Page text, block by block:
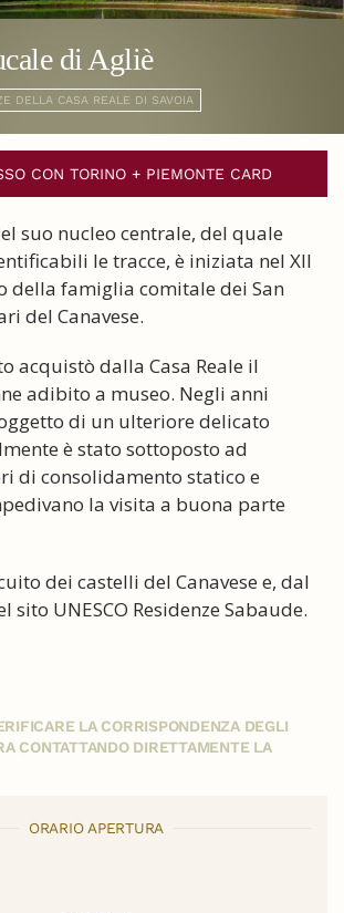
di Agliè
DELLA CASA REALE DI SAVOIA
CON TORINO + PIEMONTE CARD
suo nucleo centrale, del quale
le tracce, è iniziata nel XII
della famiglia comitale dei San
del Canavese.
acquistò dalla Casa Reale il
adibito a museo. Negli anni
di un ulteriore delicato
è stato sottoposto ad
di consolidamento statico e
la visita a buona parte
dei castelli del Canavese e, dal
sito UNESCO Residenze Sabaude.
LA CORRISPONDENZA DEGLI
CONTATTANDO DIRETTAMENTE LA
ORARIO APERTURA